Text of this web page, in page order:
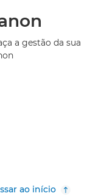
a gestão da sua
ao início